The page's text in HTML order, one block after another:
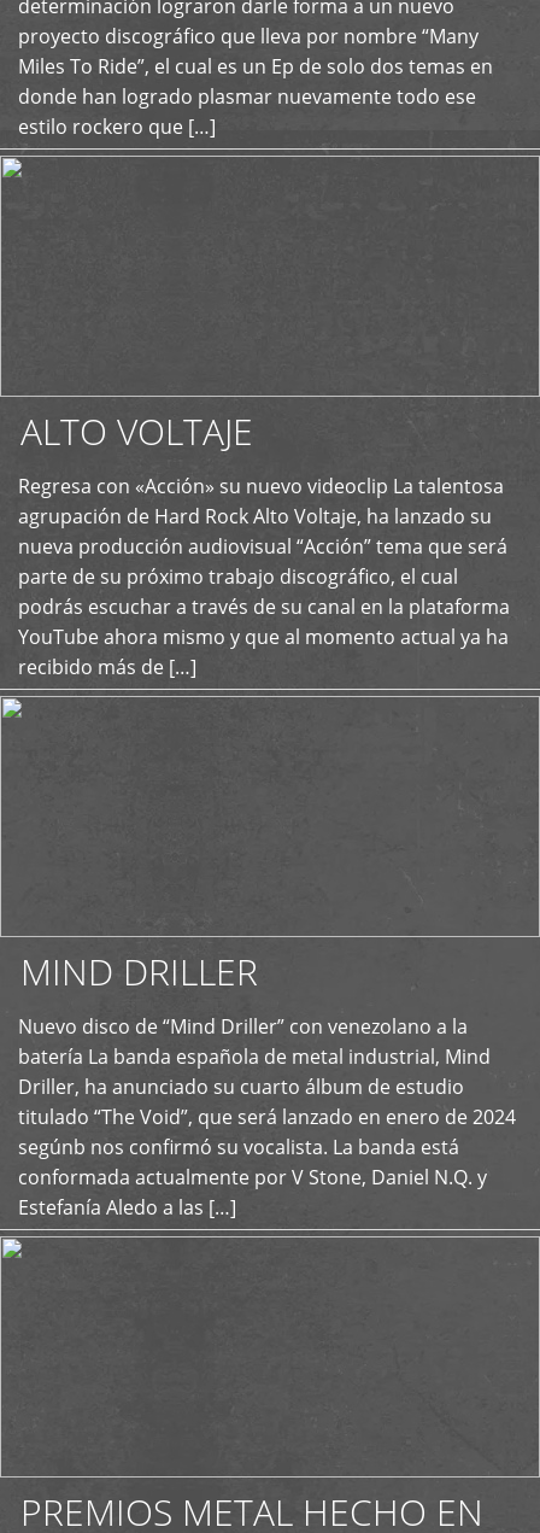
determinación lograron darle forma a un nuevo
proyecto discográfico que lleva por nombre “Many
Miles To Ride”, el cual es un Ep de solo dos temas en
donde han logrado plasmar nuevamente todo ese
estilo rockero que […]
ALTO VOLTAJE
Regresa con «Acción» su nuevo videoclip La talentosa
agrupación de Hard Rock Alto Voltaje, ha lanzado su
nueva producción audiovisual “Acción” tema que será
parte de su próximo trabajo discográfico, el cual
podrás escuchar a través de su canal en la plataforma
YouTube ahora mismo y que al momento actual ya ha
recibido más de […]
+
MIND DRILLER
Nuevo disco de “Mind Driller” con venezolano a la
batería La banda española de metal industrial, Mind
Driller, ha anunciado su cuarto álbum de estudio
titulado “The Void”, que será lanzado en enero de 2024
segúnb nos confirmó su vocalista. La banda está
conformada actualmente por V Stone, Daniel N.Q. y
Estefanía Aledo a las […]
+
PREMIOS METAL HECHO EN